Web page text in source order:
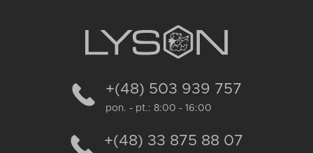
+(48) 503 939 757
pon. - pt.: 8:00 - 16:00
+(48) 33 875 88 07